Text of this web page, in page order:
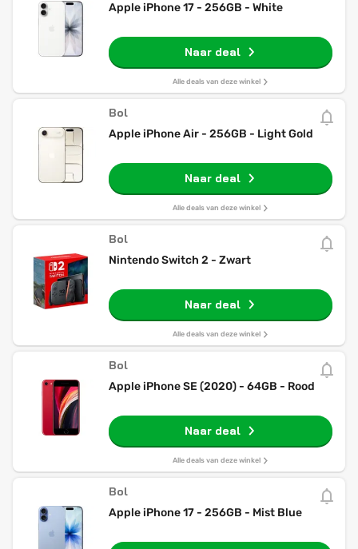
Apple iPhone 17 - 256GB - White
Naar deal
Alle deals van deze winkel
Bol
Apple iPhone Air - 256GB - Light Gold
Naar deal
Alle deals van deze winkel
Bol
Nintendo Switch 2 - Zwart
Naar deal
Alle deals van deze winkel
Bol
Apple iPhone SE (2020) - 64GB - Rood
Naar deal
Alle deals van deze winkel
Bol
Apple iPhone 17 - 256GB - Mist Blue